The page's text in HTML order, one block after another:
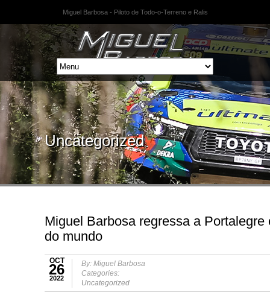
Miguel Barbosa - Piloto de Todo-o-Terreno e Ralis
Uncategorized
Miguel Barbosa regressa a
do mundo
OCT
26
2022
By: Miguel Barbosa
Categories:
Uncategorized